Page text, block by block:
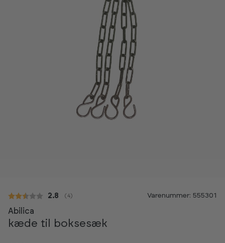
Gennemsnitlig vurdering:
2.8 ( stemmer:
4) Varenummer: 555301
Abilica
kæde til boksesæk